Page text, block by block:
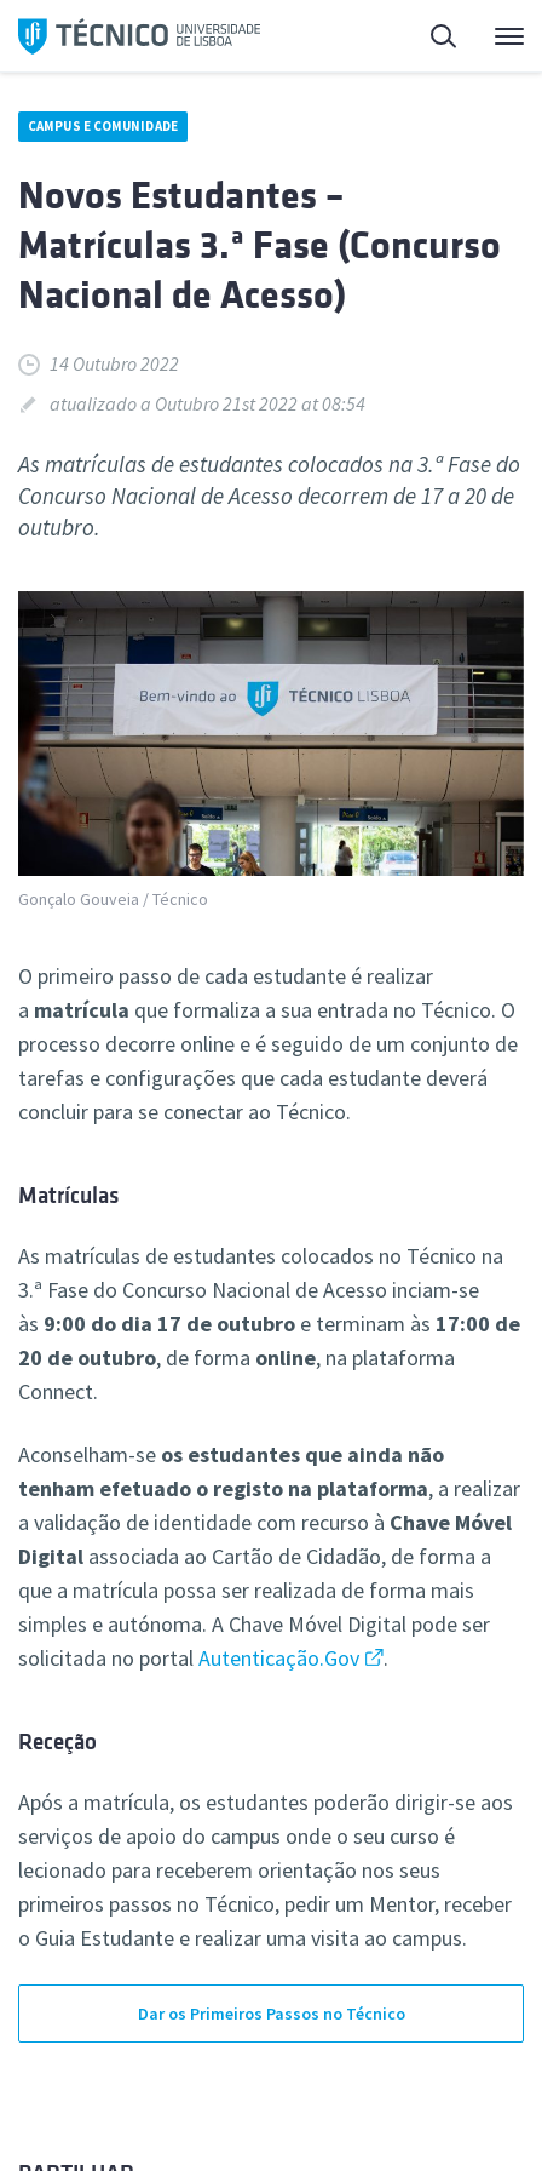
Saltar
para
Pesquisa
CAMPUS E COMUNIDADE
Novos Estudantes –
Matrículas 3.ª Fase (Concurso
Nacional de Acesso)
14 Outubro 2022
atualizado a Outubro 21st 2022 at 08:54
As matrículas de estudantes colocados na 3.ª Fase do
Concurso Nacional de Acesso decorrem de 17 a 20 de
outubro.
Gonçalo Gouveia / Técnico
O primeiro passo de cada estudante é realizar
a matrícula que formaliza a sua entrada no Técnico. O
processo decorre online e é seguido de um conjunto de
tarefas e configurações que cada estudante deverá
concluir para se conectar ao Técnico.
Matrículas
As matrículas de estudantes colocados no Técnico na
3.ª Fase do Concurso Nacional de Acesso inciam-se
às 9:00 do dia 17 de outubro e terminam às 17:00 de
20 de outubro, de forma online, na plataforma
Connect.
Aconselham-se os estudantes que ainda não
tenham efetuado o registo na plataforma, a realizar
a validação de identidade com recurso à Chave Móvel
Digital associada ao Cartão de Cidadão, de forma a
que a matrícula possa ser realizada de forma mais
simples e autónoma. A Chave Móvel Digital pode ser
solicitada no portalAutenticação.Gov .
Receção
Após a matrícula, os estudantes poderão dirigir-se aos
serviços de apoio do campus onde o seu curso é
lecionado para receberem orientação nos seus
primeiros passos no Técnico, pedir um Mentor, receber
o Guia Estudante e realizar uma visita ao campus.
Dar os Primeiros Passos no Técnico